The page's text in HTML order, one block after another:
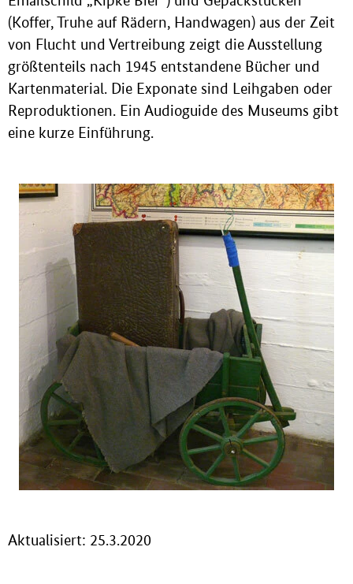
(Koffer, Truhe auf Rädern, Handwagen) aus der Zeit
von Flucht und Vertreibung zeigt die Ausstellung
größtenteils nach 1945 entstandene Bücher und
Kartenmaterial. Die Exponate sind Leihgaben oder
Reproduktionen. Ein Audioguide des Museums gibt
eine kurze Einführung.
Aktualisiert: 25.3.2020